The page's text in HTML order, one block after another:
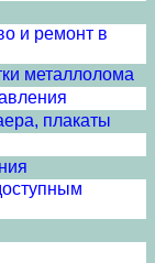
и ремонт в
металлолома
плакаты